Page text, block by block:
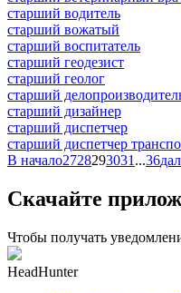
старший водитель
старший вожатый
старший воспитатель
старший геодезист
старший геолог
старший
старший дизайнер
старший диспетчер
старший диспетчер
В начало2728293031 ...36
Скачайте
Чтобы получать
HeadHunter